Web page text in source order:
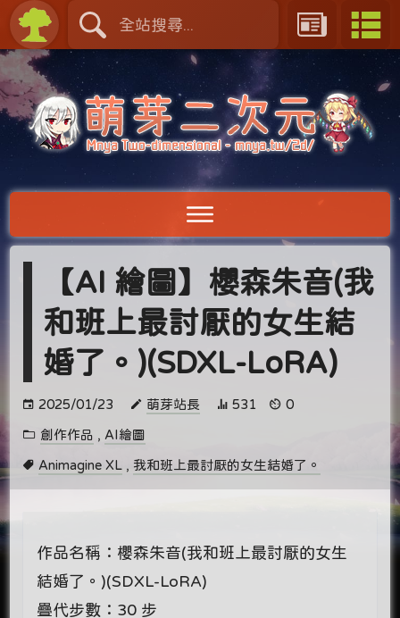
【AI 繪圖】櫻森朱音(我
和班上最討厭的女生結
婚了。)(SDXL-LoRA)
2025/01/23 萌芽站長 531 0
創作作品 , AI繪圖
Animagine XL , 我和班上最討厭的女生結婚了。
作品名稱：櫻森朱音(我和班上最討厭的女生
結婚了。)(SDXL-LoRA)
疊代步數：30 步